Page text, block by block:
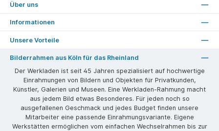
Über uns
Informationen
Unsere Vorteile
Bilderrahmen aus Köln für das Rheinland
Der Werkladen ist seit 45 Jahren spezialisiert auf hochwertige
Einrahmungen von Bildern und Objekten für Privatkunden,
Künstler, Galerien und Museen. Eine Werkladen-Rahmung macht
aus jedem Bild etwas Besonderes. Für jeden noch so
ausgefallenen Geschmack und jedes Budget finden unsere
Mitarbeiter eine passende Einrahmungsvariante. Eigene
Werkstätten ermöglichen vom einfachen Wechselrahmen bis zur